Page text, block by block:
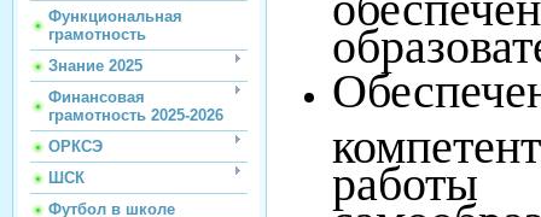
Функциональная
грамотность
Знание 2025
Финансовая
грамотность 2025-2026
ОРКСЭ
ШСК
Футбол в школе